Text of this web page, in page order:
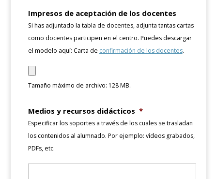
Impresos de aceptación de los docentes
Si has adjuntado la tabla de docentes, adjunta tantas cartas
como docentes participen en el centro. Puedes descargar
el modelo aquí: Carta de confirmación de los docentes.
Tamaño máximo de archivo: 128 MB.
Medios y recursos didácticos *
Especificar los soportes a través de los cuales se trasladan
los contenidos al alumnado. Por ejemplo: vídeos grabados,
PDFs, etc.